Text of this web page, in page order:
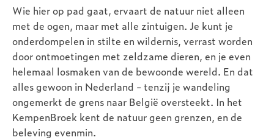
Wie hier op pad gaat, ervaart de natuur niet alleen
met de ogen, maar met alle zintuigen. Je kunt je
onderdompelen in stilte en wildernis, verrast worden
door ontmoetingen met zeldzame dieren, en je even
helemaal losmaken van de bewoonde wereld. En dat
alles gewoon in Nederland - tenzij je wandeling
ongemerkt de grens naar België oversteekt. In het
KempenBroek kent de natuur geen grenzen, en de
beleving evenmin.